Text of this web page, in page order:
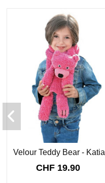
Velour Teddy Bear - Katia
CHF 19.90